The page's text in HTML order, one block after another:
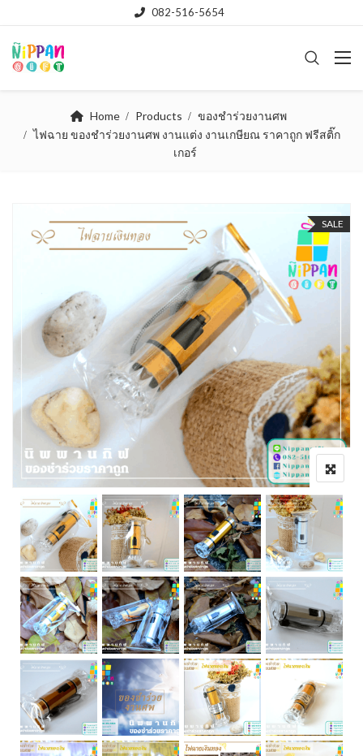
082-516-5654
Home Products
ของชำร่วยงานศพ
ไฟฉาย ของชำร่วยงานศพ งานแต่ง งานเกษียณ ราคาถูก ฟรีสติ๊ก
เกอร์
SALE